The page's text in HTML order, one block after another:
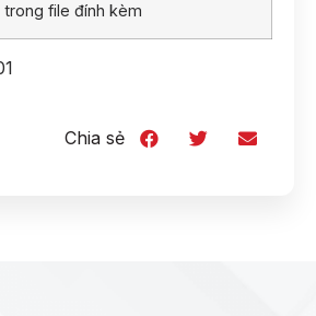
file đính kèm
Chia sẻ